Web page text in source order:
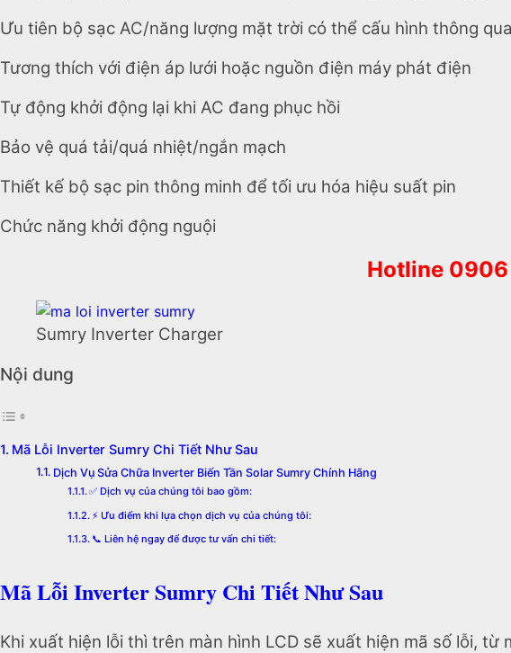
Ưu tiên bộ sạc AC/năng lượng mặt trời có thể cấu hình thông
Tương thích với điện áp lưới hoặc nguồn điện máy phát điện
Tự động khởi động lại khi AC đang phục hồi
Bảo vệ quá tải/quá nhiệt/ngắn mạch
Thiết kế bộ sạc pin thông minh để tối ưu hóa hiệu suất pin
Chức năng khởi động nguội
Hotline
Sumry Inverter Charger
Nội dung
Mã Lỗi Inverter Sumry Chi Tiết Như Sau
Dịch Vụ Sửa Chữa Inverter Biến Tần Solar Sumry Chính Hãng
✅ Dịch vụ của chúng tôi bao gồm:
⚡️ Ưu điểm khi lựa chọn dịch vụ của chúng tôi:
📞 Liên hệ ngay để được tư vấn chi tiết:
Mã Lỗi Inverter Sumry Chi Tiết Như Sau
Khi xuất hiện lỗi thì trên màn hình LCD sẽ xuất hiện mã số lỗi,